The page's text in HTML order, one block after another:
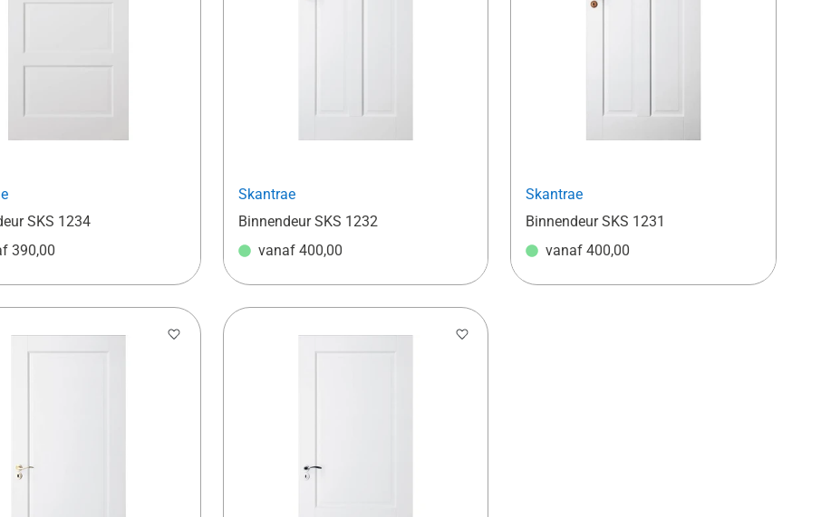
SKS 1234
390,00
Skantrae
Binnendeur SKS 1232
vanaf 400,00
Skantrae
Binnendeur SKS 1231
vanaf400,00